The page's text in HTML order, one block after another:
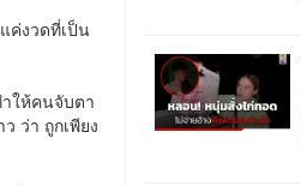
ค่งวดที่เป็น
ให้คนจับตา
ว่า ถูกเพียง